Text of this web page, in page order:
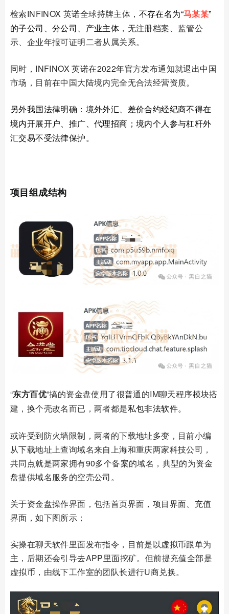
检索INFINOX 英诺全球持牌主体 ， 不存在名为“马某某”
的子公司、分公司、产业主体 ，无注册档案、监管公
示、企业年报可证明二者从属关系。
同时，INFINOX 英诺在2022年官方发布通知就退出中国
市场，目前在中国大陆境内完全无合法经营资质。
另外我国法律明确：境外外汇、差价合约经纪商不得在
境内开展开户、推广、代理招商；境内个人参与杠杆外
汇交易不受法律保护。
项目组成结构
“东方百优”搞的资金盘使用了很普通的IM聊天程序模块搭
建，换个壳改名而已，两者都是私包非法软件。
或许受到防火墙限制，两者的下载地址多变，目前小编
从下载地址上查询域名来自上海和重庆两家科技公司，
共同点就是两家拥有90多个备案的域名，典型的为资金
盘提供域名服务的空壳公司。
关于资金盘操作界面，包括首页界面，项目界面、充值
界面，如下图所示；
实操在聊天软件里面发布指令，目前是以虚拟币跟单为
主，后期还会引导去APP里面挖矿。但前提充值全部是
虚拟币，由线下工作室的团队长进行U商兑换。